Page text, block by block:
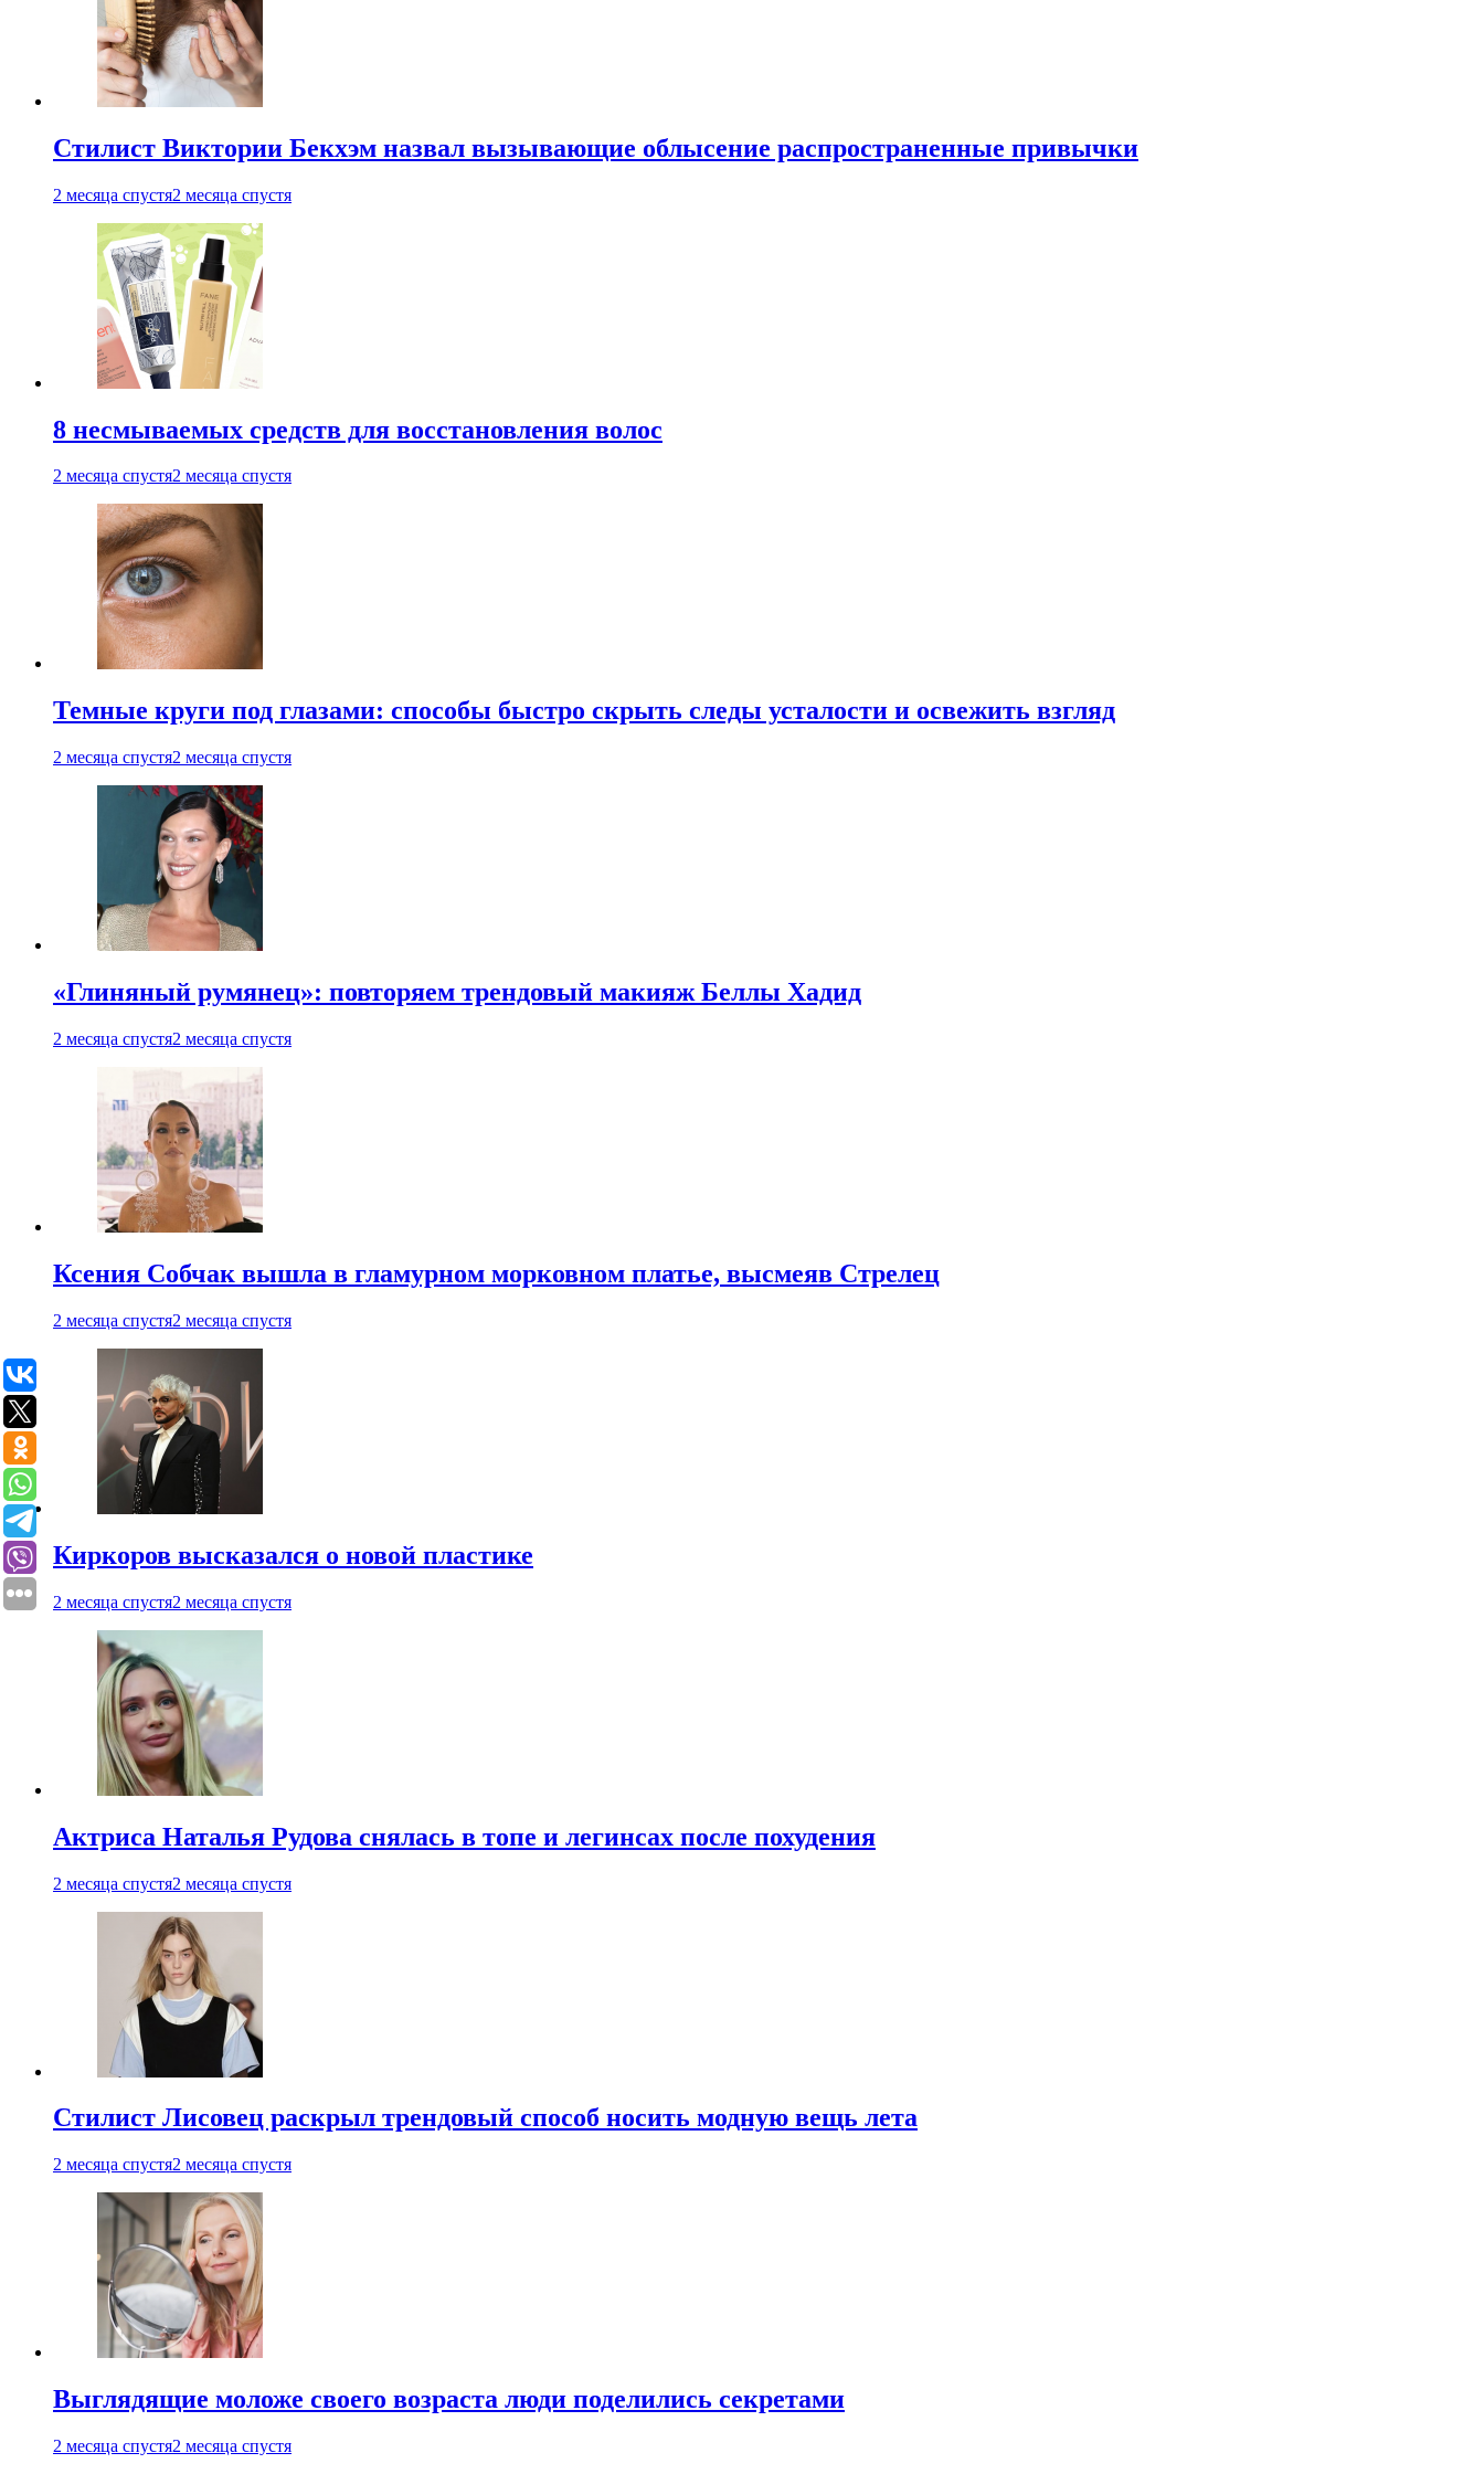
Стилист Виктории Бекхэм назвал вызывающие облысение распространенные привычки
2 месяца спустя2 месяца спустя
8 несмываемых средств для восстановления волос
2 месяца спустя2 месяца спустя
Темные круги под глазами: способы быстро скрыть следы усталости и освежить взгляд
2 месяца спустя2 месяца спустя
«Глиняный румянец»: повторяем трендовый макияж Беллы Хадид
2 месяца спустя2 месяца спустя
Ксения Собчак вышла в гламурном морковном платье, высмеяв Стрелец
2 месяца спустя2 месяца спустя
Киркоров высказался о новой пластике
2 месяца спустя2 месяца спустя
Актриса Наталья Рудова снялась в топе и легинсах после похудения
2 месяца спустя2 месяца спустя
Стилист Лисовец раскрыл трендовый способ носить модную вещь лета
2 месяца спустя2 месяца спустя
Выглядящие моложе своего возраста люди поделились секретами
2 месяца спустя2 месяца спустя